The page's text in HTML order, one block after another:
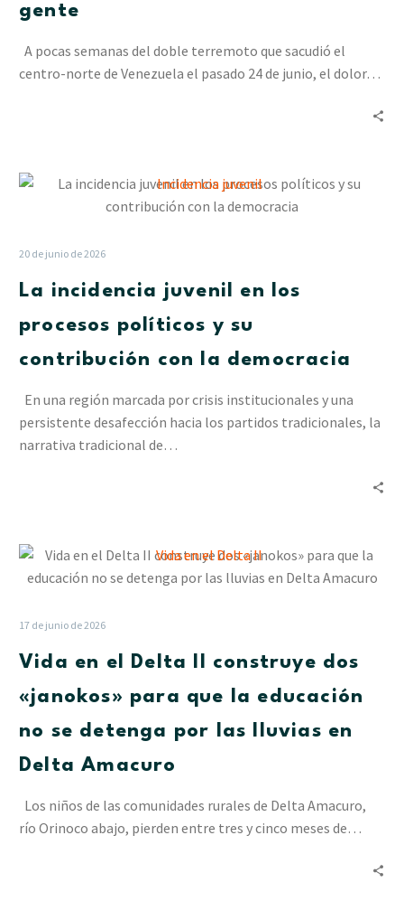
gente
gente
A pocas semanas del doble terremoto que sacudió el
centro-norte de Venezuela el pasado 24 de junio, el dolor…
La
incidencia
procesos
políticos
su
con
la
20 de junio de 2026
La incidencia juvenil en los
procesos políticos y su
contribución con la democracia
En una región marcada por crisis institucionales y una
persistente desafección hacia los partidos tradicionales, la
narrativa tradicional de…
Vida
en
construye
dos
para
educación
no
17 de junio de 2026
Vida en el Delta II construye dos
«janokos» para que la educación
no se detenga por las lluvias en
Delta Amacuro
Los niños de las comunidades rurales de Delta Amacuro,
río Orinoco abajo, pierden entre tres y cinco meses de…